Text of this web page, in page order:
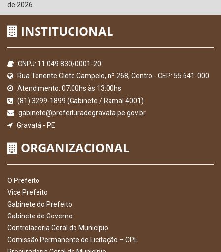
de 2026
INSTITUCIONAL
CNPJ: 11.049.830/0001-20
Rua Tenente Cleto Campelo, nº 268, Centro - CEP: 55.641-000
Atendimento: 07:00hs às 13:00hs
(81) 3299-1899 (Gabinete / Ramal 4001)
gabinete@prefeituradegravata.pe.gov.br
Gravatá - PE
ORGANIZACIONAL
O Prefeito
Vice Prefeito
Gabinete do Prefeito
Gabinete de Governo
Controladoria Geral do Município
Comissão Permanente de Licitação – CPL